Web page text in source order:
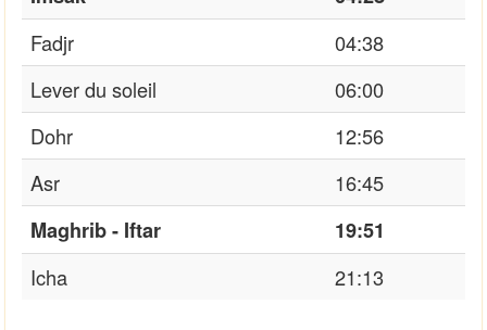
Fadjr
04:38
Lever du soleil
06:00
Dohr
12:56
Asr
16:45
Maghrib - Iftar
19:51
Icha
21:13